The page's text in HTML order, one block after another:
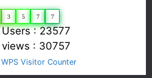
3 5 7 7
: 23577
: 30757
WPS Visitor Counter